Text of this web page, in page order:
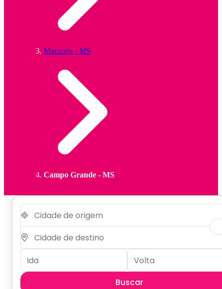
Maracaju - MS
Campo Grande - MS
Buscar